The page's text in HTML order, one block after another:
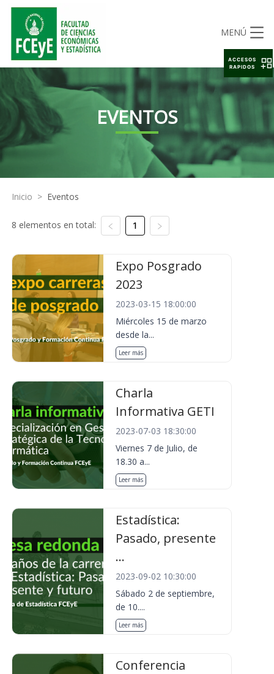
MENÚ
EVENTOS
Inicio > Eventos
8 elementos en total: 1
Expo Posgrado
2023
2023-03-15 18:00:00
Miércoles 15 de marzo
desde la...
Leer más
Charla
Informativa GETI
2023-07-03 18:30:00
Viernes 7 de Julio, de
18.30 a...
Leer más
Estadística:
Pasado, presente
...
2023-09-02 10:30:00
Sábado 2 de septiembre,
de 10....
Leer más
Conferencia
ACCESOS
RAPIDOS